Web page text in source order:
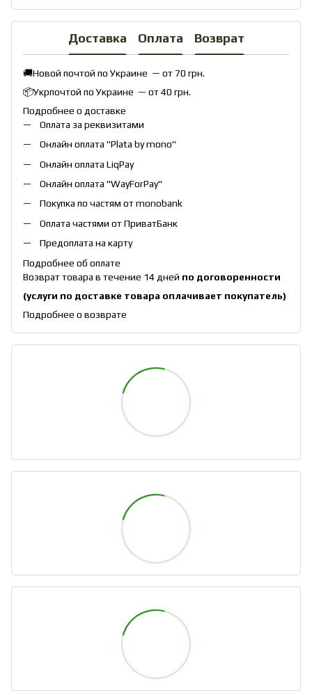
Доставка Оплата Возврат
🚚Новой почтой по Украине — от 70 грн.
📦Укрпочтой по Украине — от 40 грн.
Подробнее о доставке
Оплата за реквизитами
Онлайн оплата "Plata by mono"
Онлайн оплата LiqPay
Онлайн оплата "WayForPay"
Покупка по частям от monobank
Оплата частями от ПриватБанк
Предоплата на карту
Подробнее об оплате
Возврат товара в течение 14 дней по договоренности
(услуги по доставке товара оплачивает покупатель)
Подробнее о возврате